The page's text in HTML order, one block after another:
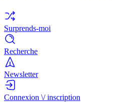
Surprends-moi
Recherche
Newsletter
Connexion \/ inscription